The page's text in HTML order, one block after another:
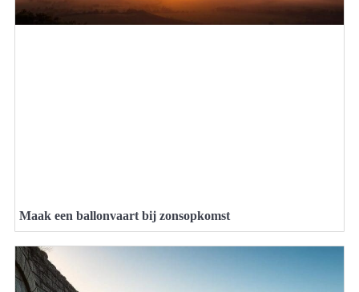
Maak een ballonvaart bij zonsopkomst